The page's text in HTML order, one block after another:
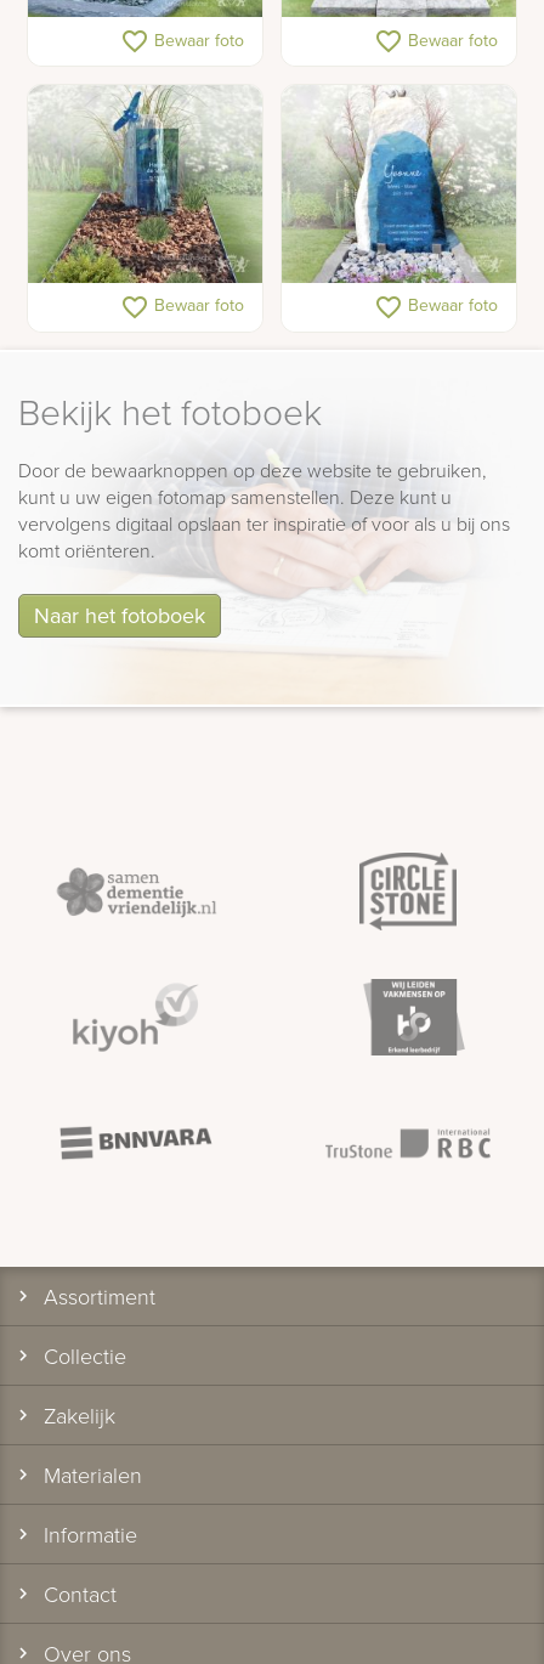
Grijs-blauwe ruwe
favorite_border Bewaar foto
Lichtgrijze ruwe
grafsteen met glas
favorite_border Bewaar foto
Natuurlijk gedenkteken
met blauwe glazen vogel
favorite_border Bewaar foto
Lichte ruwe gedenksteen
en blauw glas
favorite_border Bewaar foto
Bekijk het fotoboek
Door de bewaarknoppen op deze website te gebruiken,
kunt u uw eigen fotomap samenstellen. Deze kunt u
vervolgens digitaal opslaan ter inspiratie of voor als u bij ons
komt oriënteren.
Naar het fotoboek
Assortiment
Collectie
Zakelijk
Materialen
Informatie
Contact
Over ons